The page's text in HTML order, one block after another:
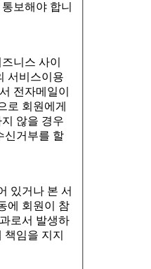
보해야 합니
니스 사이
서비스이용
전자메일이
로 회원에게
않을 경우
신거부를 할
있거나 본 서
에 회원이 참
로서 발생하
임을 지지